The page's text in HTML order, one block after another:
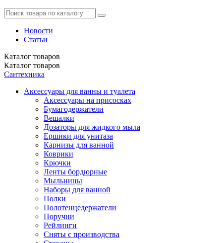
Новости
Статьи
Каталог товаров
Каталог товаров
Сантехника
Аксессуары для ванны и туалета
Аксессуары на присосках
Бумагодержатели
Вешалки
Дозаторы для жидкого мыла
Ершики для унитаза
Карнизы для ванной
Коврики
Крючки
Ленты бордюрные
Мыльницы
Наборы для ванной
Полки
Полотенцедержатели
Поручни
Рейлинги
Сняты с производства